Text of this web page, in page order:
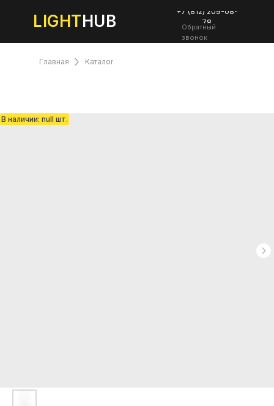
LIGHTHUB
+7 (812) 209-08-
78
Обратный
звонок
Каталог
Главная